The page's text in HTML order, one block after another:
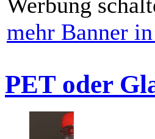
mehr Banner
PET oder